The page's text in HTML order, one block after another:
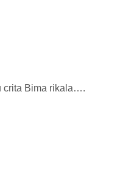
crita Bima rikala….